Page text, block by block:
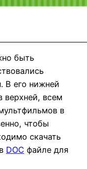
быть
В его нижней
верхней, всем
в
чтобы
скачать
DOC файле для